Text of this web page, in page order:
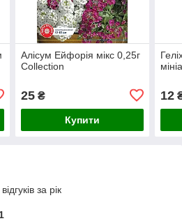
Алісум Ейфорія мікс 0,25г
Сollection
25₴
Купити
12
за рік